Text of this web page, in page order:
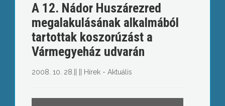
A 12. Nádor Huszárezred
megalakulásának alkalmából
tartottak koszorúzást a
Vármegyeház udvarán
2008. 10. 28. Hírek - Aktuális